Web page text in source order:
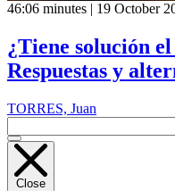
46:06 minutes | 19 October
¿Tiene solución
Respuestas y
TORRES, Juan
Close